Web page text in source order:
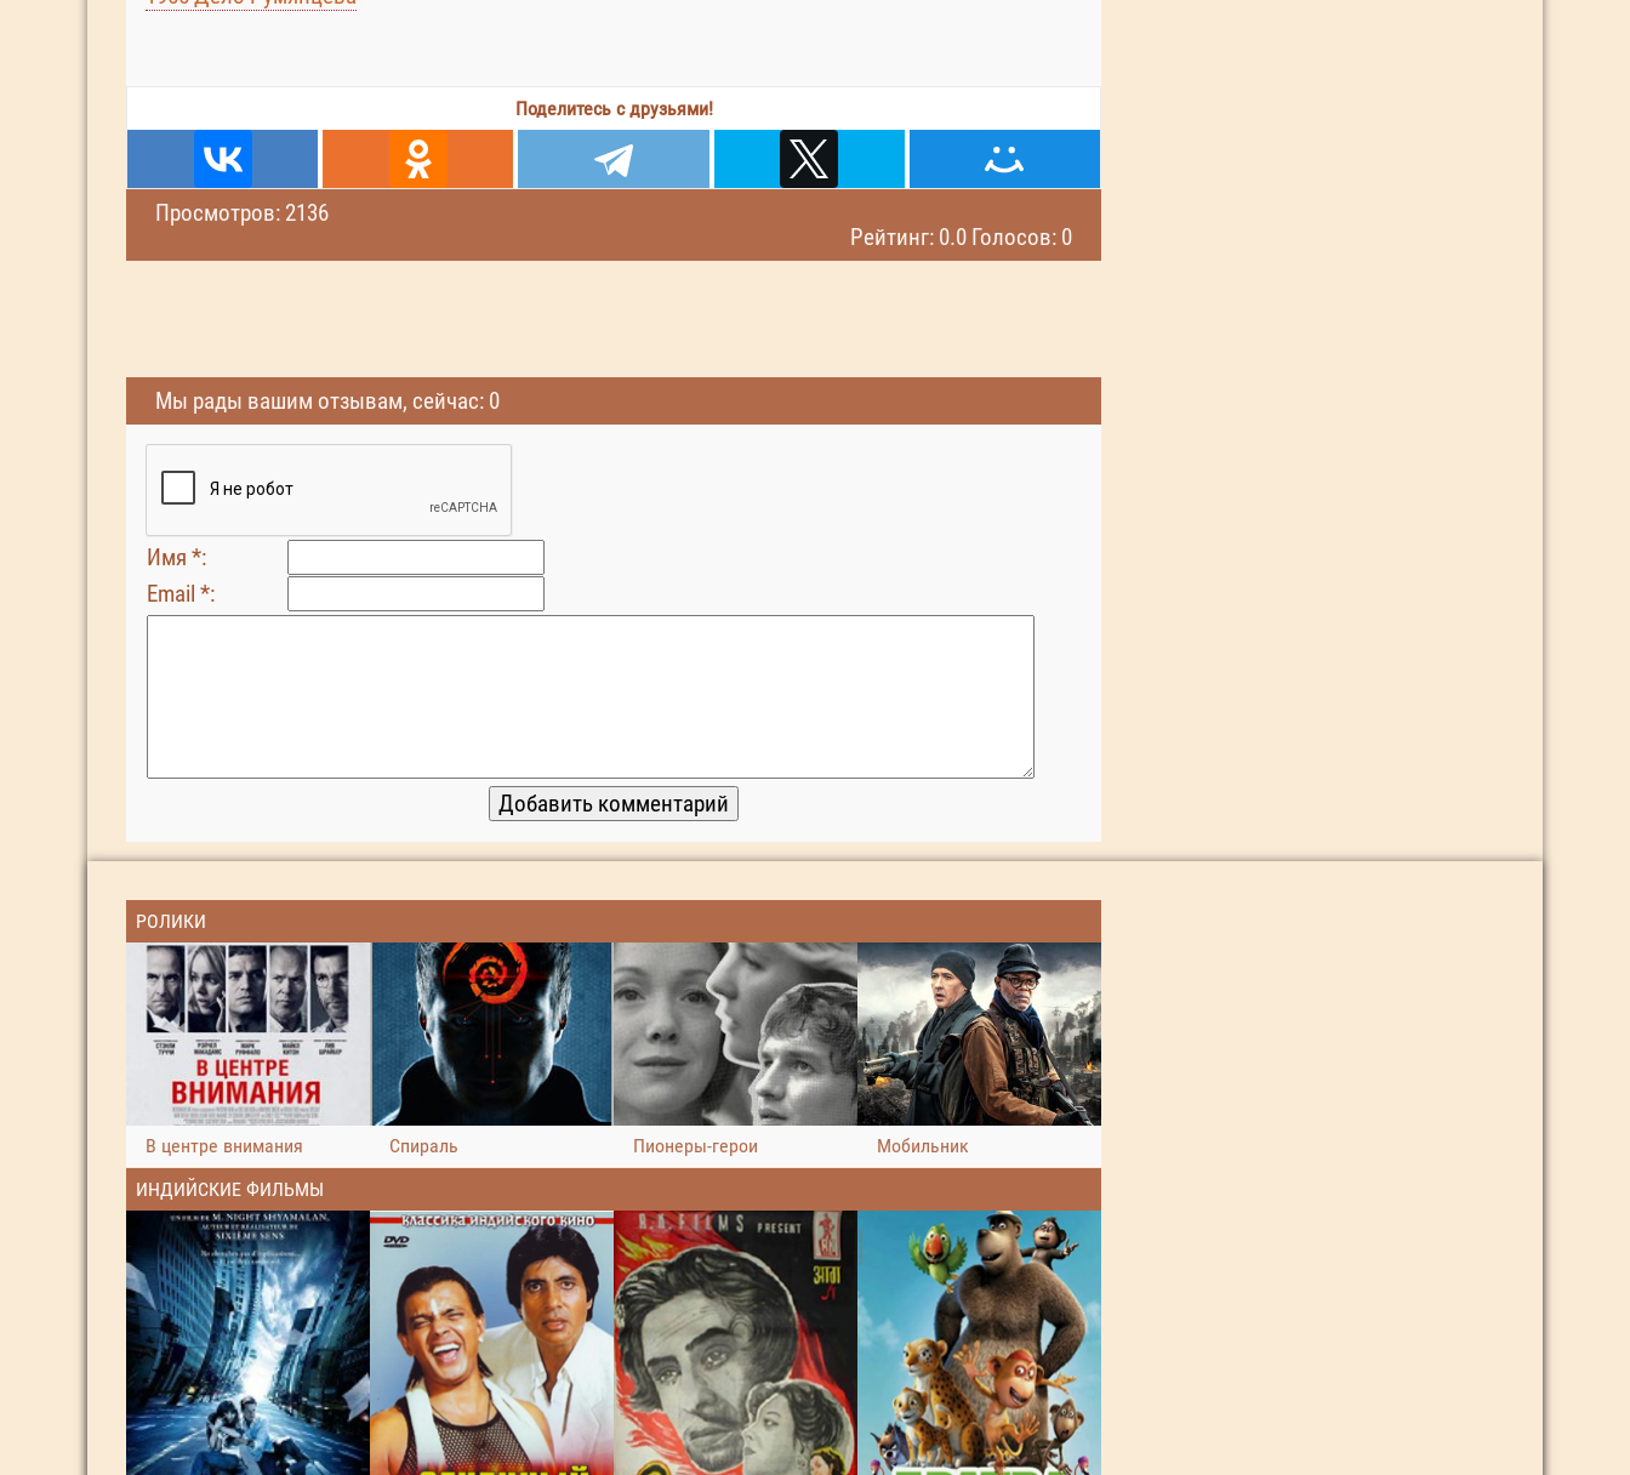
Поделитесь с друзьями!
Просмотров: 2136
Рейтинг: 0.0 Голосов: 0
Мы рады вашим отзывам, сейчас: 0
Имя *:
Email *:
РОЛИКИ
В центре внимания Спираль Пионеры-герои
Мобильник
ИНДИЙСКИЕ ФИЛЬМЫ